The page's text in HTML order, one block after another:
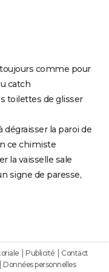
comme pour
catch
toilettes de glisser
dégraisser la paroi de
ce chimiste
la vaisselle sale
signe de paresse,
Publicité
Contact
Données personnelles